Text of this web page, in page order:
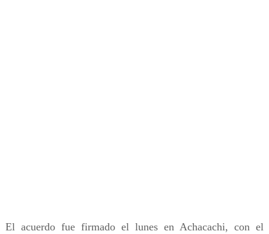
El acuerdo fue firmado el lunes en Achacachi, con el